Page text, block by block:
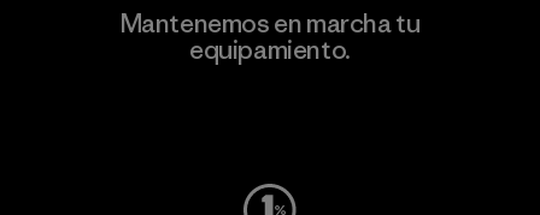
Mantenemos en marcha tu
equipamiento.